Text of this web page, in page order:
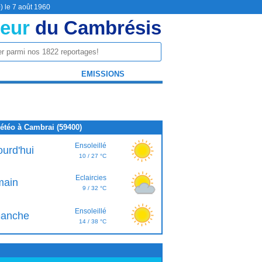
le 7 août 1960
du Cambrésis
EMISSIONS
à Cambrai (59400)
Ensoleillé
10 / 27 °C
Eclaircies
9 / 32 °C
Ensoleillé
14 / 38 °C